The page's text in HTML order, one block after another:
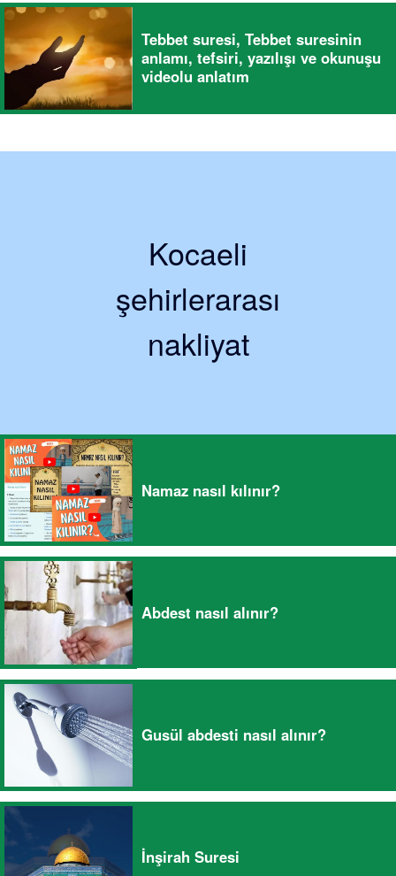
Tebbet suresi, Tebbet suresinin
anlamı, tefsiri, yazılışı ve okunuşu
videolu anlatım
Kocaeli
şehirlerarası
nakliyat
Namaz nasıl kılınır?
Abdest nasıl alınır?
Gusül abdesti nasıl alınır?
İnşirah Suresi